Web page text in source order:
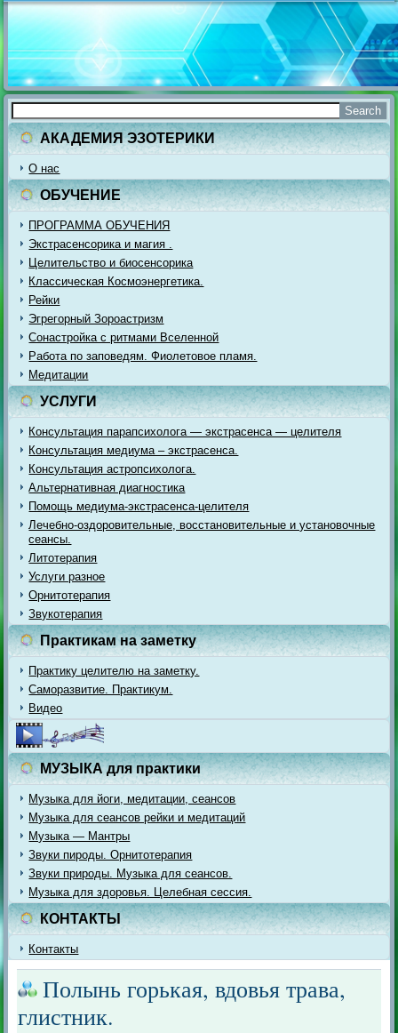
АКАДЕМИЯ ЭЗОТЕРИКИ
О нас
ОБУЧЕНИЕ
ПРОГРАММА ОБУЧЕНИЯ
Экстрасенсорика и магия .
Целительство и биосенсорика
Классическая Космоэнергетика.
Рейки
Эгрегорный Зороастризм
Сонастройка с ритмами Вселенной
Работа по заповедям. Фиолетовое пламя.
Медитации
УСЛУГИ
Консультация парапсихолога — экстрасенса — целителя
Консультация медиума – экстрасенса.
Консультация астропсихолога.
Альтернативная диагностика
Помощь медиума-экстрасенса-целителя
Лечебно-оздоровительные, восстановительные и установочные
сеансы.
Литотерапия
Услуги разное
Орнитотерапия
Звукотерапия
Практикам на заметку
Практику целителю на заметку.
Саморазвитие. Практикум.
Видео
МУЗЫКА для практики
Музыка для йоги, медитации, сеансов
Музыка для сеансов рейки и медитаций
Музыка — Мантры
Звуки пироды. Орнитотерапия
Звуки природы. Музыка для сеансов.
Музыка для здоровья. Целебная сессия.
КОНТАКТЫ
Контакты
Полынь горькая, вдовья трава,
глистник.